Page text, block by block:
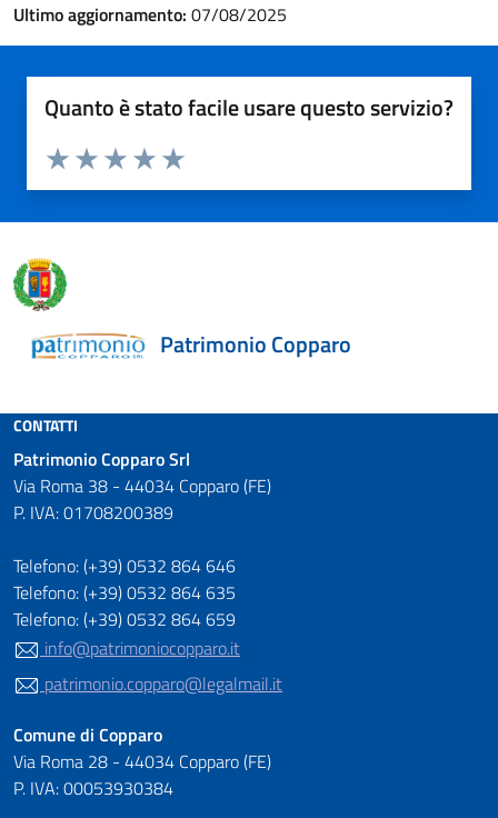
Ultimo aggiornamento: 07/08/2025
Quanto è stato facile usare questo servizio?
Valuta da 1 a 5 stelle la pagina
Valuta 5 stelle su 5
Valuta 4 stelle su 5
Valuta 3 stelle su 5
Valuta 2 stelle su 5
Valuta 1 stelle su 5
Patrimonio Copparo
CONTATTI
Patrimonio Copparo Srl
Via Roma 38 - 44034 Copparo (FE)
P. IVA: 01708200389
Telefono: (+39) 0532 864 646
Telefono: (+39) 0532 864 635
Telefono: (+39) 0532 864 659
E-mail:info@patrimoniocopparo.it
E-mail PEC:
patrimonio.copparo@legalmail.it
Comune di Copparo
Via Roma 28 - 44034 Copparo (FE)
P. IVA: 00053930384